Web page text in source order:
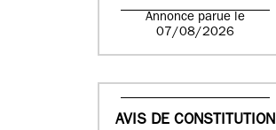
Annonce parue le
07/08/2026
AVIS DE CONSTITUTION